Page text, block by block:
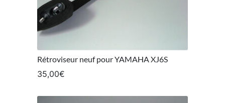
Rétroviseur neuf pour YAMAHA XJ6S
35,00€